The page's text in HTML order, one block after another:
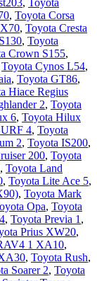
, Toyota Corsa
, Toyota Cresta
, Toyota
Crown S155,
Toyota Cynos L54,
, Toyota GT86,
Hiace Regius
2, Toyota
6, Toyota Hilux
4, Toyota
2, Toyota IS200,
200, Toyota
, Toyota Land
, Toyota Lite Ace 5,
, Toyota Mark
Opa, Toyota
, Toyota Previa 1 ,
Prius XW20,
1 XA10,
, Toyota Rush,
Soarer 2, Toyota